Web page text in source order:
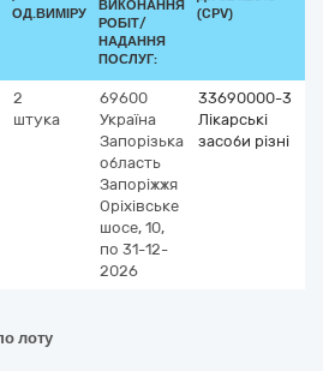
ОД.ВИМІРУ
ВИКОНАННЯ
РОБІТ/
НАДАННЯ
ПОСЛУГ:
(CPV)
2
штука
69600
Україна
Запорізька
область
Запоріжжя
Оріхівське
шосе, 10,
по 31-12-
2026
33690000-3
Лікарські
засоби різні
лоту